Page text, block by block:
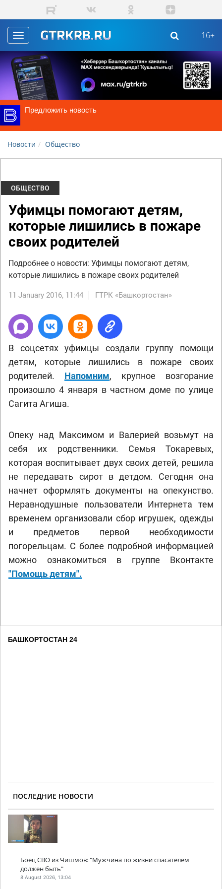
Skip to main content
Toggle
navigation
16+
Предложить новость
Новости Общество
ОБЩЕСТВО
Уфимцы помогают детям,
которые лишились в пожаре
своих родителей
Подробнее о новости: Уфимцы помогают детям,
которые лишились в пожаре своих родителей
11 January 2016, 11:44 ГТРК «Башкортостан»
В соцсетях уфимцы создали группу помощи
детям, которые лишились в пожаре своих
родителей. Напомним, крупное возгорание
произошло 4 января в частном доме по улице
Сагита Агиша.
Опеку над Максимом и Валерией возьмут на
себя их родственники. Семья Токаревых,
которая воспитывает двух своих детей, решила
не передавать сирот в детдом. Сегодня она
начнет оформлять документы на опекунство.
Неравнодушные пользователи Интернета тем
временем организовали сбор игрушек, одежды
и предметов первой необходимости
погорельцам. С более подробной информацией
можно ознакомиться в группе Вконтакте
"Помощь детям".
БАШКОРТОСТАН 24
ПОСЛЕДНИЕ НОВОСТИ
Боец СВО из Чишмов: "Мужчина по жизни спасателем
должен быть"
8 August 2026, 13:04